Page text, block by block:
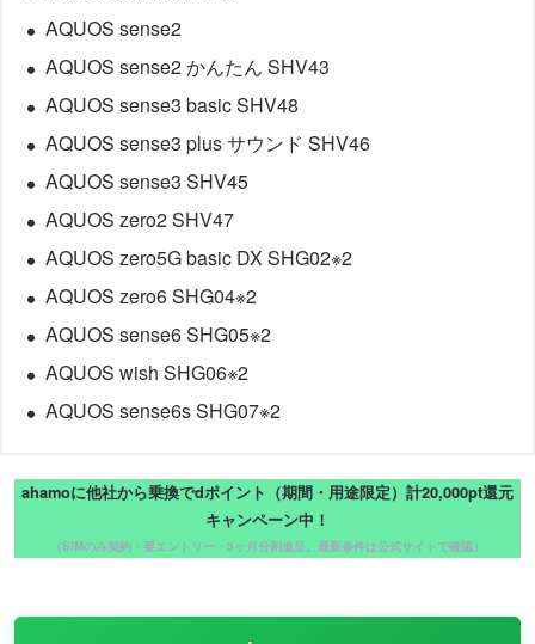
AQUOS sense2
AQUOS sense2 かんたん SHV43
AQUOS sense3 basic SHV48
AQUOS sense3 plus サウンド SHV46
AQUOS sense3 SHV45
AQUOS zero2 SHV47
AQUOS zero5G basic DX SHG02※2
AQUOS zero6 SHG04※2
AQUOS sense6 SHG05※2
AQUOS wish SHG06※2
AQUOS sense6s SHG07※2
ahamoに他社から乗換でdポイント（期間・用途限定）計20,000pt還元
キャンペーン中！
（SIMのみ契約・要エントリー・5ヶ月分割進呈。最新条件は公式サイトで確認）